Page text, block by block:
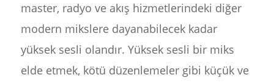
master, radyo ve akış hizmetlerindeki diğer
modern mikslere dayanabilecek kadar
yüksek sesli olandır. Yüksek sesli bir miks
elde etmek, kötü düzenlemeler gibi küçük ve